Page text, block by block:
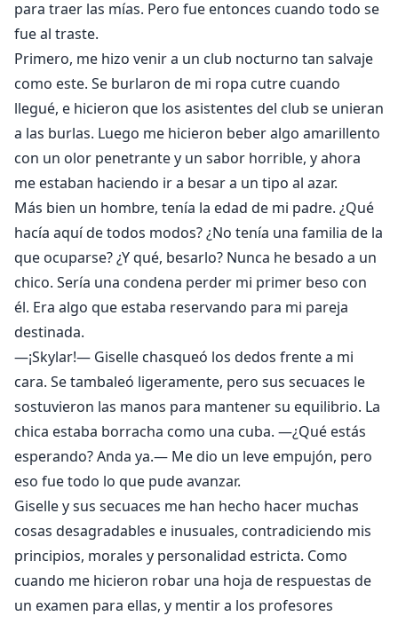
para traer las mías. Pero fue entonces cuando todo se
fue al traste.
Primero, me hizo venir a un club nocturno tan salvaje
como este. Se burlaron de mi ropa cutre cuando
llegué, e hicieron que los asistentes del club se unieran
a las burlas. Luego me hicieron beber algo amarillento
con un olor penetrante y un sabor horrible, y ahora
me estaban haciendo ir a besar a un tipo al azar.
Más bien un hombre, tenía la edad de mi padre. ¿Qué
hacía aquí de todos modos? ¿No tenía una familia de la
que ocuparse? ¿Y qué, besarlo? Nunca he besado a un
chico. Sería una condena perder mi primer beso con
él. Era algo que estaba reservando para mi pareja
destinada.
—¡Skylar!— Giselle chasqueó los dedos frente a mi
cara. Se tambaleó ligeramente, pero sus secuaces le
sostuvieron las manos para mantener su equilibrio. La
chica estaba borracha como una cuba. —¿Qué estás
esperando? Anda ya.— Me dio un leve empujón, pero
eso fue todo lo que pude avanzar.
Giselle y sus secuaces me han hecho hacer muchas
cosas desagradables e inusuales, contradiciendo mis
principios, morales y personalidad estricta. Como
cuando me hicieron robar una hoja de respuestas de
un examen para ellas, y mentir a los profesores